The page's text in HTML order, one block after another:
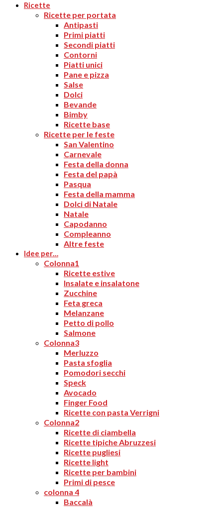
Ricette
Ricette per portata
Antipasti
Primi piatti
Secondi piatti
Contorni
Piatti unici
Pane e pizza
Salse
Dolci
Bevande
Bimby
Ricette base
Ricette per le feste
San Valentino
Carnevale
Festa della donna
Festa del papà
Pasqua
Festa della mamma
Dolci di Natale
Natale
Capodanno
Compleanno
Altre feste
Idee per…
Colonna1
Ricette estive
Insalate e insalatone
Zucchine
Feta greca
Melanzane
Petto di pollo
Salmone
Colonna3
Merluzzo
Pasta sfoglia
Pomodori secchi
Speck
Avocado
Finger Food
Ricette con pasta Verrigni
Colonna2
Ricette di ciambella
Ricette tipiche Abruzzesi
Ricette pugliesi
Ricette light
Ricette per bambini
Primi di pesce
colonna 4
Baccalà